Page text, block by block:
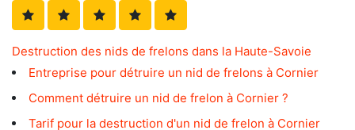
Destruction des nids de frelons dans la Haute-Savoie
Entreprise pour détruire un nid de frelons à Cornier
Comment détruire un nid de frelon à Cornier ?
Tarif pour la destruction d'un nid de frelon à Cornier